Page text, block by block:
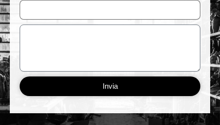
Email
Messaggio
Invia